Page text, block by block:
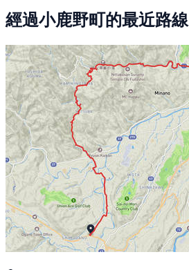
經過小鹿野町的最近路線